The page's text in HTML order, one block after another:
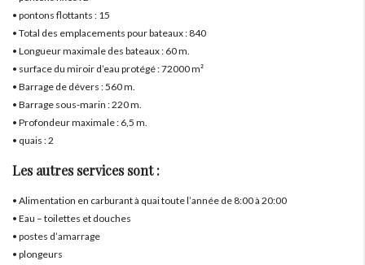
• pontons flottants : 15
• Total des emplacements pour bateaux : 840
• Longueur maximale des bateaux : 60 m.
• surface du miroir d’eau protégé : 72000 m²
• Barrage de dévers : 560 m.
• Barrage sous-marin : 220 m.
• Profondeur maximale : 6,5 m.
• quais : 2
Les autres services sont :
• Alimentation en carburant à quai toute l’année de 8:00 à 20:00
• Eau – toilettes et douches
• postes d’amarrage
• plongeurs